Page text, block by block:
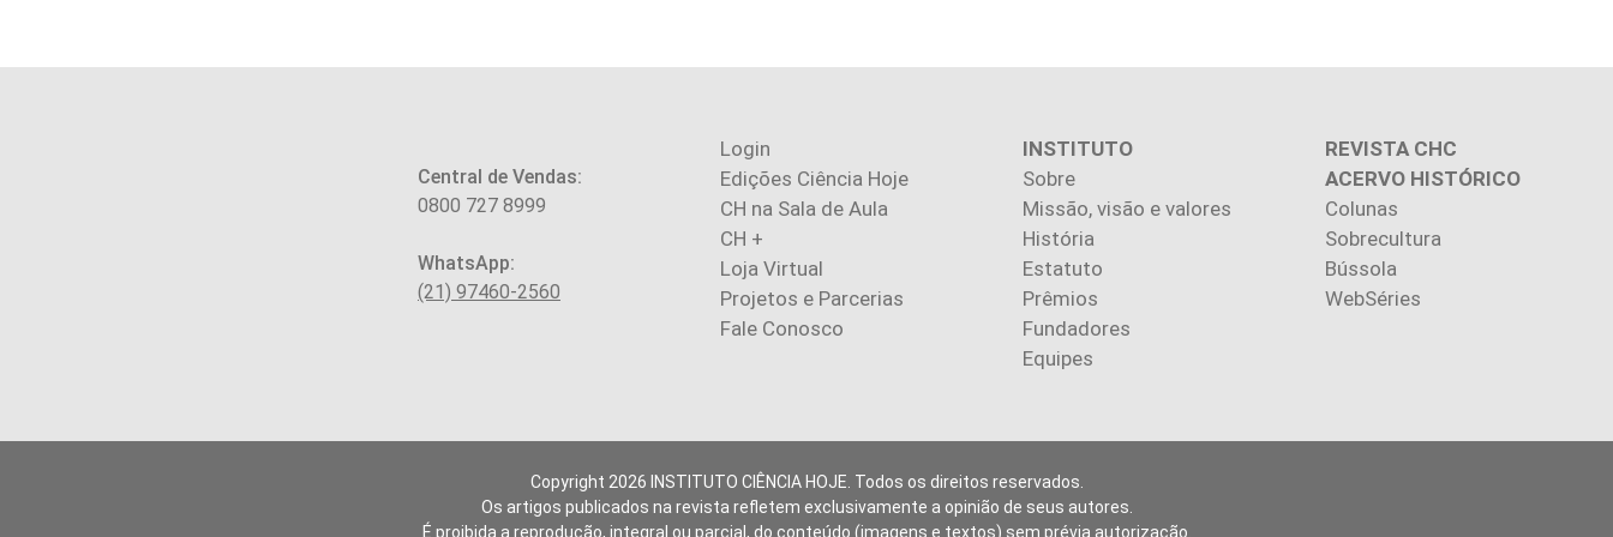
Central de Vendas:
0800 727 8999
WhatsApp:
(21) 97460-2560
Login
Edições Ciência Hoje
CH na Sala de Aula
CH +
Loja Virtual
Projetos e Parcerias
Fale Conosco
INSTITUTO
Sobre
Missão, visão e valores
História
Estatuto
Prêmios
Fundadores
Equipes
REVISTA CHC
ACERVO HISTÓRICO
Colunas
Sobrecultura
Bússola
WebSéries
Copyright 2026 INSTITUTO CIÊNCIA HOJE. Todos os direitos reservados.
Os artigos publicados na revista refletem exclusivamente a opinião de seus autores.
É proibida a reprodução, integral ou parcial, do conteúdo (imagens e textos) sem prévia autorização.